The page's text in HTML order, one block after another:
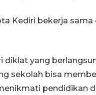
Kediri bekerja
yang
sekolah bisa
pendidikan